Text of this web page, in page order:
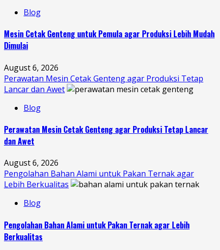
Blog
Mesin Cetak Genteng untuk Pemula agar Produksi Lebih Mudah
Dimulai
August 6, 2026
Perawatan Mesin Cetak Genteng agar Produksi Tetap
Lancar dan Awet
Blog
Perawatan Mesin Cetak Genteng agar Produksi Tetap Lancar
dan Awet
August 6, 2026
Pengolahan Bahan Alami untuk Pakan Ternak agar
Lebih Berkualitas
Blog
Pengolahan Bahan Alami untuk Pakan Ternak agar Lebih
Berkualitas